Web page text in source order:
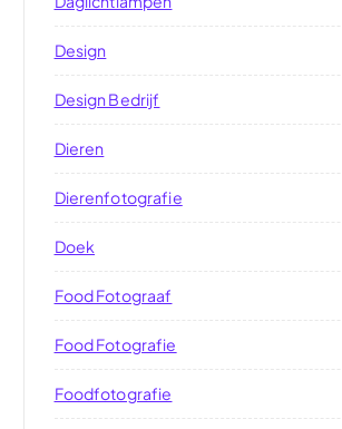
Design
Design Bedrijf
Dieren
Dierenfotografie
Doek
Food Fotograaf
Food Fotografie
Foodfotografie